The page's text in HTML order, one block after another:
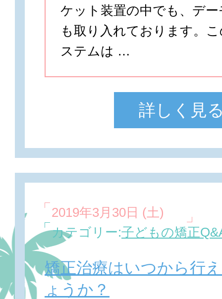
ケット装置の中でも、デ
も取り入れております。
ステムは …
詳しく見
2019年3月30日 (土)
カテゴリー:子どもの矯正
矯正治療はいつから行
ょうか？